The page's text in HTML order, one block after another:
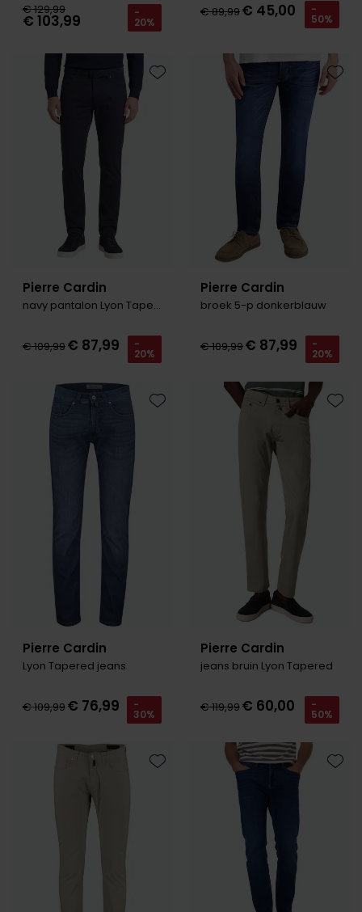
€ 129,99
€ 103,99 -
20%
€ 89,99€ 45,00 -
50%
Pierre Cardin
navy pantalon Lyon Tapered
€ 109,99€ 87,99 -
20%
Toevoegen aan favorieten
Pierre Cardin
broek 5-p donkerblauw
€ 109,99€ 87,99 -
20%
Pierre Cardin
Lyon Tapered jeans
€ 109,99€ 76,99 -
30%
Toevoegen aan favorieten
Pierre Cardin
jeans bruin Lyon Tapered
€ 119,99€ 60,00 -
50%
Toevoegen aan favorieten